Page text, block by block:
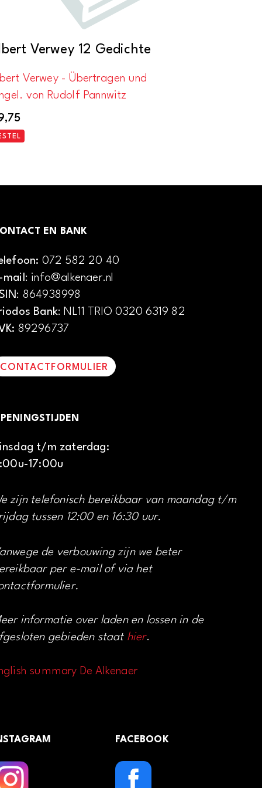
Verwey 12 Gedichte
Verwey - Übertragen und
von Rudolf Pannwitz
EN BANK
072 582 20 40
mail: info@alkenaer.nl
: 864938998
Bank: NL11 TRIO 0320 6319 82
89296737
CONTACTFORMULIER
t/m zaterdag:
17:00u
zijn telefonisch bereikbaar van maandag t/m
tussen 12:00 en 16:30 uur.
de verbouwing zijn we beter
per e-mail of via het
informatie over laden en lossen in de
gebieden staat hier.
summary De Alkenaer
FACEBOOK